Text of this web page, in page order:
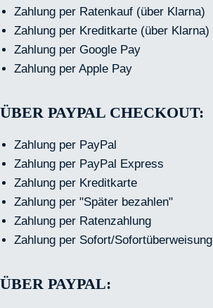
Zahlung per Ratenkauf (über Klarna)
Zahlung per Kreditkarte (über Klarna)
Zahlung per Google Pay
Zahlung per Apple Pay
ÜBER PAYPAL CHECKOUT:
Zahlung per PayPal
Zahlung per PayPal Express
Zahlung per Kreditkarte
Zahlung per "Später bezahlen"
Zahlung per Ratenzahlung
Zahlung per Sofort/Sofortüberweisung
ÜBER PAYPAL: